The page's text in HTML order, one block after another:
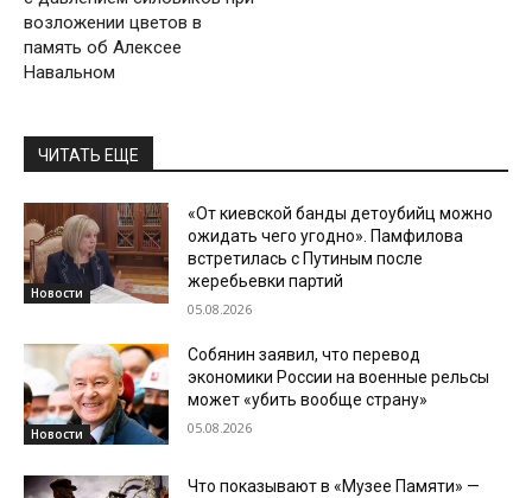
возложении цветов в
память об Алексее
Навальном
ЧИТАТЬ ЕЩЕ
Новости
«От киевской банды детоубийц можно
ожидать чего угодно». Памфилова
встретилась с Путиным после
жеребьевки партий
05.08.2026
Новости
Собянин заявил, что перевод
экономики России на военные рельсы
может «убить вообще страну»
05.08.2026
Что показывают в «Музее Памяти» —